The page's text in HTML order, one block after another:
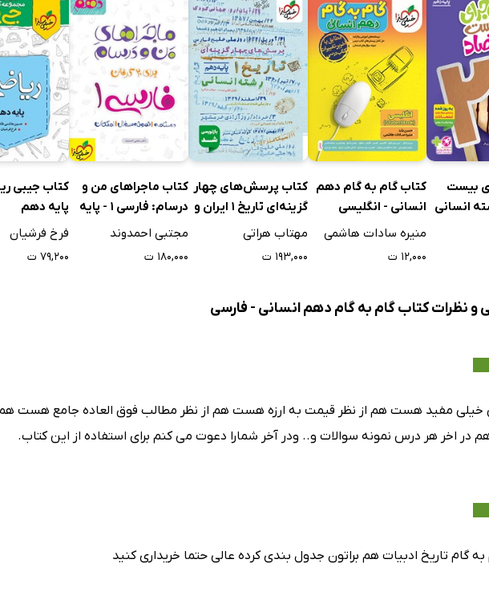
بوی گل و ریحان‌ها
شبی در کاروان
پژوهی
پیرمرد چشم ما بود
ایران
و مردان
بیست
انسانی
کتاب گام به گام دهم
انسانی - انگلیسی
منیره سادات هاشمی
۱۲,۰۰۰ ت
کتاب پرسش‌های چهار
گزینه‌ای تاریخ 1 ایران و
جهان باستان - پایه
مهتاب هراتی
۱۹۳,۰۰۰ ت
کتاب ماجراهای من و
درسام: فارسی 1 - پایه
دهم
مجتبی احمدوند
۱۸۰,۰۰۰ ت
پایه دهم
فرخ فرشیان
۷۹,۲۰۰ ت
و نظرات کتاب گام به گام دهم انسانی - فارسی
خیلی مفید هست هم از نظر قیمت به ارزه هست هم از نظر مطالب فوق العاده جامع هست
در اخر هر درس نمونه سوالات و.. ودر آخر شمارا دعوت می کنم برای استفاده از این کتاب.
به گام تاریخ ادبیات هم براتون جدول بندی کرده عالی حتما خریداری کنید